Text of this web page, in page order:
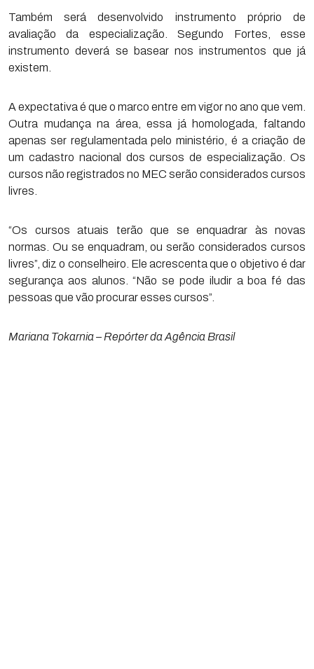
Também será desenvolvido instrumento próprio de
avaliação da especialização. Segundo Fortes, esse
instrumento deverá se basear nos instrumentos que já
existem.
A expectativa é que o marco entre em vigor no ano que vem.
Outra mudança na área, essa já homologada, faltando
apenas ser regulamentada pelo ministério, é a criação de
um cadastro nacional dos cursos de especialização. Os
cursos não registrados no MEC serão considerados cursos
livres.
“Os cursos atuais terão que se enquadrar às novas
normas. Ou se enquadram, ou serão considerados cursos
livres”, diz o conselheiro. Ele acrescenta que o objetivo é dar
segurança aos alunos. “Não se pode iludir a boa fé das
pessoas que vão procurar esses cursos”.
Mariana Tokarnia – Repórter da Agência Brasil